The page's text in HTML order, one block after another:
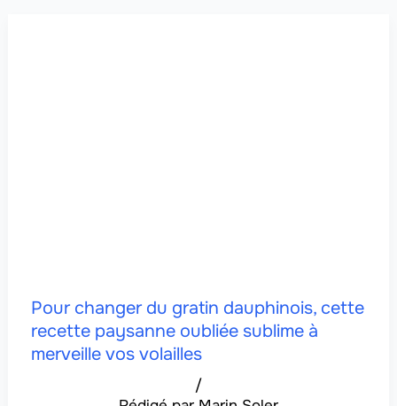
Pour changer du gratin dauphinois, cette
recette paysanne oubliée sublime à
merveille vos volailles
/